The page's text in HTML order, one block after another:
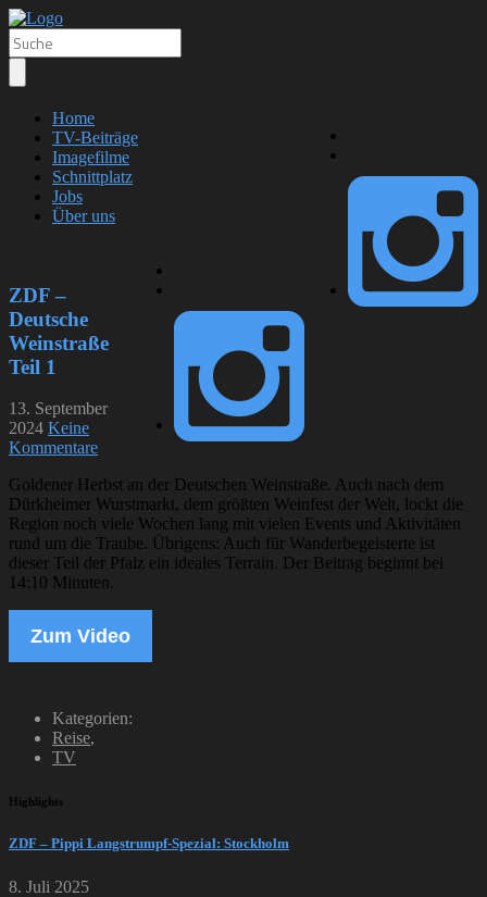
Home
TV-Beiträge
Imagefilme
Schnittplatz
Jobs
Über uns
ZDF –
Deutsche
Weinstraße
Teil 1
13. September
2024 Keine
Kommentare
Goldener Herbst an der Deutschen Weinstraße. Auch nach dem
Dürkheimer Wurstmarkt, dem größten Weinfest der Welt, lockt die
Region noch viele Wochen lang mit vielen Events und Aktivitäten
rund um die Traube. Übrigens: Auch für Wanderbegeisterte ist
dieser Teil der Pfalz ein ideales Terrain. Der Beitrag beginnt bei
14:10 Minuten.
Zum Video
Kategorien:
Reise,
TV
Highlights
ZDF – Pippi Langstrumpf-Spezial: Stockholm
8. Juli 2025